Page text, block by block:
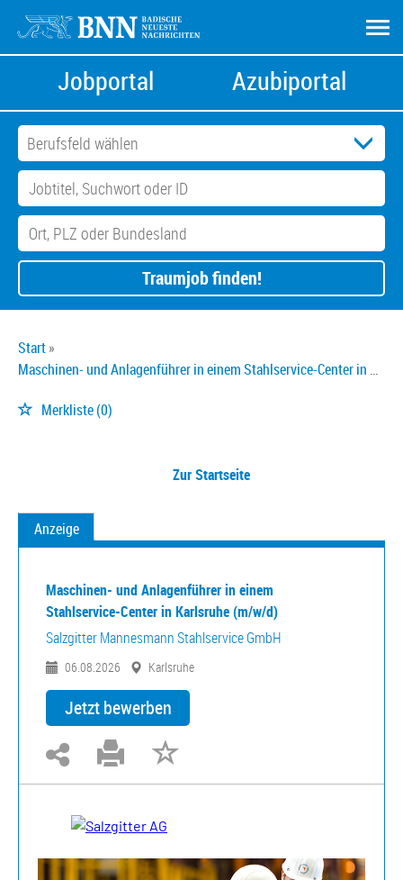
Jobportal Azubiportal
Traumjob finden!
Start
Maschinen- und Anlagenführer in einem Stahlservice-Center in Karlsruhe (m/w/d)
Merkliste(0)
Zur Startseite
Anzeige
Maschinen- und Anlagenführer in einem
Stahlservice-Center in Karlsruhe (m/w/d)
Salzgitter Mannesmann Stahlservice GmbH
06.08.2026 Karlsruhe
Jetzt bewerben